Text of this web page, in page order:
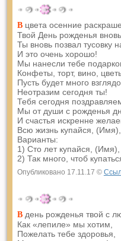
Вцвета осенние
Твой День рожденья
Ты вновь позвал тусовку
И это очень хорошо!
Мы нанесли тебе
Конфеты, торт, вино,
Пусть будет много
Неотразим сегодня ты!
Тебя сегодня
Мы от души с рожденья
И счастья искренне
Всю жизнь купайся,
Варианты:
1) Сто лет купайся,
2) Так много, чтоб
Опубликовано 17.11.17 ©
Вдень рожденья твой с
Как «лепиле» мы хотим,
Пожелать тебе здоровья,